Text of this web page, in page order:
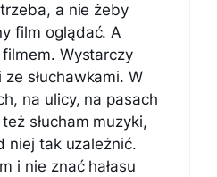
a nie żeby
film oglądać. A
Wystarczy
słuchawkami. W
na ulicy, na pasach
słucham muzyki,
niej tak uzależnić.
i nie znać hałasu